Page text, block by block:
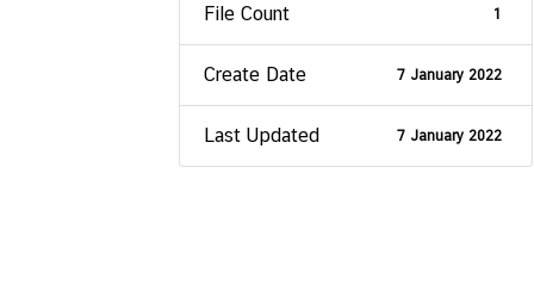
File Count 1
Create Date 7 January 2022
Last Updated 7 January 2022